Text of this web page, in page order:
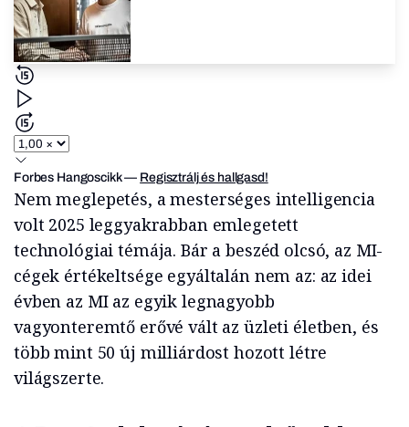
Forbes Hangoscikk— Regisztrálj és hallgasd!
Nem meglepetés, a mesterséges intelligencia
volt 2025 leggyakrabban emlegetett
technológiai témája. Bár a beszéd olcsó, az MI-
cégek értékeltsége egyáltalán nem az: az idei
évben az MI az egyik legnagyobb
vagyonteremtő erővé vált az üzleti életben, és
több mint 50 új milliárdost hozott létre
világszerte.